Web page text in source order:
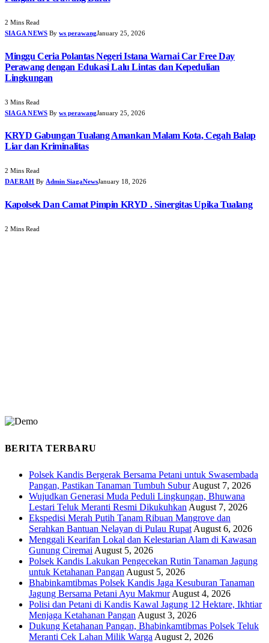
2 Mins Read
SIAGA NEWS By ws perawangJanuary 25, 2026
Minggu Ceria Polantas Negeri Istana Warnai Car Free Day
Perawang dengan Edukasi Lalu Lintas dan Kepedulian
Lingkungan
3 Mins Read
SIAGA NEWS By ws perawangJanuary 25, 2026
KRYD Gabungan Tualang Amankan Malam Kota, Cegah Balap
Liar dan Kriminalitas
2 Mins Read
DAERAH By Admin SiagaNewsJanuary 18, 2026
Kapolsek Dan Camat Pimpin KRYD . Sinergitas Upika Tualang
2 Mins Read
BERITA TERBARU
Polsek Kandis Bergerak Bersama Petani untuk Swasembada
Pangan, Pastikan Tanaman Tumbuh Subur August 7, 2026
Wujudkan Generasi Muda Peduli Lingkungan, Bhuwana
Lestari Teluk Meranti Resmi Dikukuhkan August 7, 2026
Ekspedisi Merah Putih Tanam Ribuan Mangrove dan
Serahkan Bantuan Nelayan di Pulau Rupat August 6, 2026
Menggali Kearifan Lokal dan Kelestarian Alam di Kawasan
Gunung Ciremai August 5, 2026
Polsek Kandis Lakukan Pengecekan Rutin Tanaman Jagung
untuk Ketahanan Pangan August 5, 2026
Bhabinkamtibmas Polsek Kandis Jaga Kesuburan Tanaman
Jagung Bersama Petani Ayu Makmur August 4, 2026
Polisi dan Petani di Kandis Kawal Jagung 12 Hektare, Ikhtiar
Menjaga Ketahanan Pangan August 3, 2026
Dukung Ketahanan Pangan, Bhabinkamtibmas Polsek Teluk
Meranti Cek Lahan Milik Warga August 2, 2026